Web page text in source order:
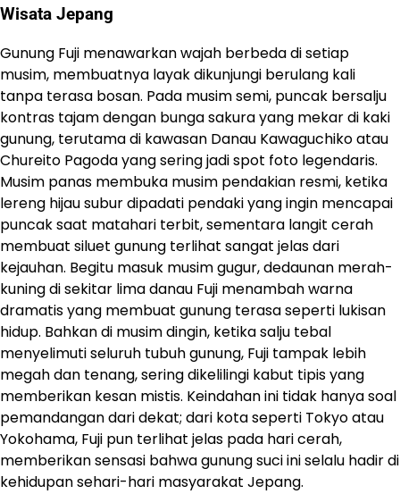
Wisata Jepang
Gunung Fuji menawarkan wajah berbeda di setiap
musim, membuatnya layak dikunjungi berulang kali
tanpa terasa bosan. Pada musim semi, puncak bersalju
kontras tajam dengan bunga sakura yang mekar di kaki
gunung, terutama di kawasan Danau Kawaguchiko atau
Chureito Pagoda yang sering jadi spot foto legendaris.
Musim panas membuka musim pendakian resmi, ketika
lereng hijau subur dipadati pendaki yang ingin mencapai
puncak saat matahari terbit, sementara langit cerah
membuat siluet gunung terlihat sangat jelas dari
kejauhan. Begitu masuk musim gugur, dedaunan merah-
kuning di sekitar lima danau Fuji menambah warna
dramatis yang membuat gunung terasa seperti lukisan
hidup. Bahkan di musim dingin, ketika salju tebal
menyelimuti seluruh tubuh gunung, Fuji tampak lebih
megah dan tenang, sering dikelilingi kabut tipis yang
memberikan kesan mistis. Keindahan ini tidak hanya soal
pemandangan dari dekat; dari kota seperti Tokyo atau
Yokohama, Fuji pun terlihat jelas pada hari cerah,
memberikan sensasi bahwa gunung suci ini selalu hadir di
kehidupan sehari-hari masyarakat Jepang.